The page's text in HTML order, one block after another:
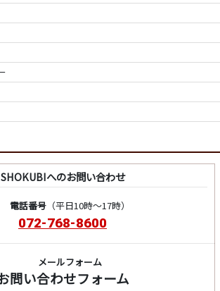
SHOKUBIへのお問い合わせ
電話番号（平日10時～17時）
072-768-8600
メールフォーム
問い合わせフォーム